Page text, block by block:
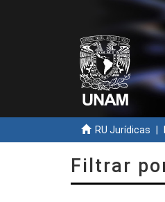
RU Jurídicas
Filtrar